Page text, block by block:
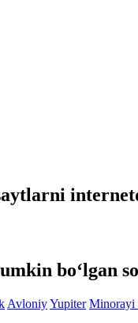
bo‘lgan
AvloniyYupiter Minorayi